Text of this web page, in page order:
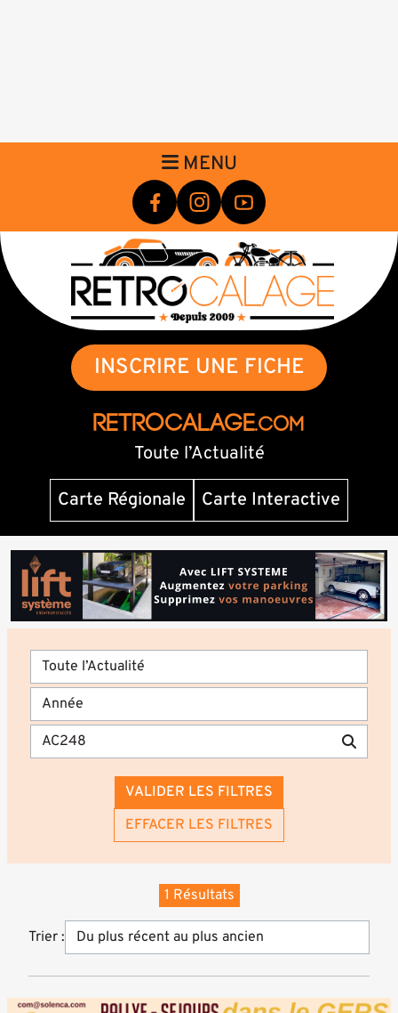
MENU
INSCRIRE UNE FICHE
RETROCALAGE.com
Toute l’Actualité
Carte Régionale
Carte Interactive
VALIDER LES FILTRES
EFFACER LES FILTRES
Trier :
1 Résultats